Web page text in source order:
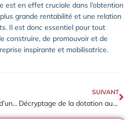
est en effet cruciale dans l’obtention
grande rentabilité et une relation
Il est donc essentiel pour tout
construire, de promouvoir et de
inspirante et mobilisatrice.
Quelles sont les qualités d’un bon responsable marketing ?
SUIVANT
Décryptage de la dotation aux amortissements : pourquoi est-ce stratégique pour votre entreprise?